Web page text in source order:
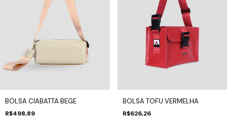
BOLSA CIABATTA BEGE
R$498,89
BOLSA TOFU VERMELHA
R$626,26